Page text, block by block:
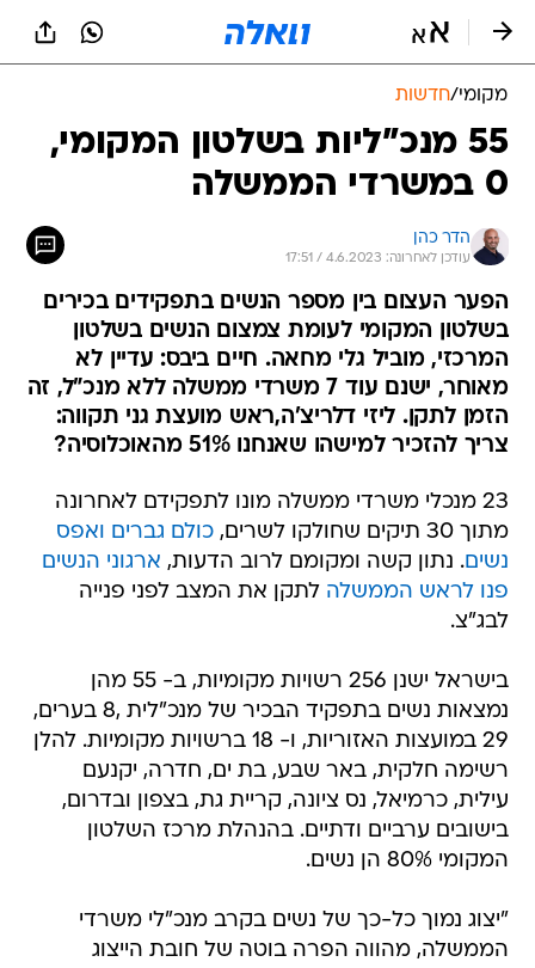
מקומי/חדשות
55 מנכ"ליות בשלטון המקומי,
0 במשרדי הממשלה
הדר כהן
עודכן לאחרונה: 4.6.2023 / 17:51
הפער העצום בין מספר הנשים בתפקידים בכירים
בשלטון המקומי לעומת צמצום הנשים בשלטון
המרכזי, מוביל גלי מחאה. חיים ביבס: עדיין לא
מאוחר, ישנם עוד 7 משרדי ממשלה ללא מנכ"ל, זה
הזמן לתקן. ליזי דלריצ'ה,ראש מועצת גני תקווה:
צריך להזכיר למישהו שאנחנו 51% מהאוכלוסיה?
23 מנכלי משרדי ממשלה מונו לתפקידם לאחרונה
מתוך 30 תיקים שחולקו לשרים,
כולם גברים ואפס
נשים. נתון קשה ומקומם לרוב הדעות, ארגוני הנשים
פנו לראש הממשלה לתקן את המצב לפני פנייה
לבג"צ.
בישראל ישנן 256 רשויות מקומיות, ב- 55 מהן
נמצאות נשים בתפקיד הבכיר של מנכ"לית ,8 בערים,
29 במועצות האזוריות, ו- 18 ברשויות מקומיות. להלן
רשימה חלקית, באר שבע, בת ים, חדרה, יקנעם
עילית, כרמיאל, נס ציונה, קריית גת, בצפון ובדרום,
בישובים ערביים ודתיים. בהנהלת מרכז השלטון
המקומי 80% הן נשים.
"יצוג נמוך כל-כך של נשים בקרב מנכ"לי משרדי
הממשלה, מהווה הפרה בוטה של חובת הייצוג